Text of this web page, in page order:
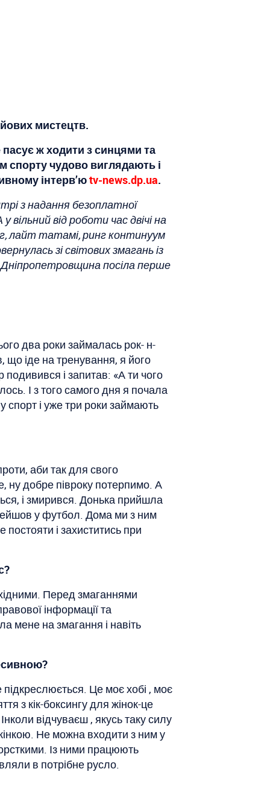
мистецтв.
ж ходити з синцями та
спорту чудово виглядають і
інтерв’юtv-news.dp.ua.
з надання безоплатної
від роботи час двічі на
лайт татамі, ринг континуум
зі світових змагань із
посіла перше
два роки займалась рок- н-
що іде на тренування, я його
і запитав: «А ти чого
І з того самого дня я почала
спорт і уже три роки займають
аби так для свого
ну добре півроку потерпимо. А
і змирився. Донька прийшла
у футбол. Дома ми з ним
і захиститись при
Перед змаганнями
інформації та
мене на змагання і навіть
Це моє хобі , моє
з кік-боксингу для жінок-це
відчуваєш , якусь таку силу
Не можна входити з ним у
Із ними працюють
в потрібне русло.